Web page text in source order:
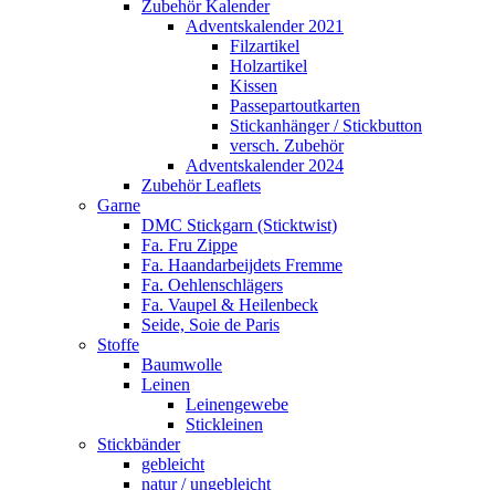
Zubehör Kalender
Adventskalender 2021
Filzartikel
Holzartikel
Kissen
Passepartoutkarten
Stickanhänger / Stickbutton
versch. Zubehör
Adventskalender 2024
Zubehör Leaflets
Garne
DMC Stickgarn (Sticktwist)
Fa. Fru Zippe
Fa. Haandarbeijdets Fremme
Fa. Oehlenschlägers
Fa. Vaupel & Heilenbeck
Seide, Soie de Paris
Stoffe
Baumwolle
Leinen
Leinengewebe
Stickleinen
Stickbänder
gebleicht
natur / ungebleicht